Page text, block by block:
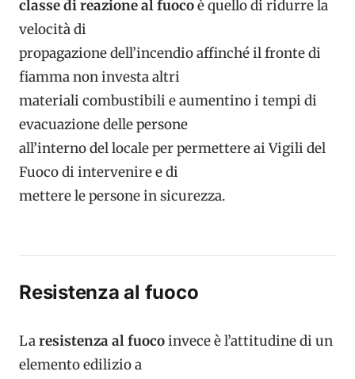
classe di reazione al fuocoè quello di ridurre la
velocità di
propagazione dell’incendio affinché il fronte di
fiamma non investa altri
materiali combustibili e aumentino i tempi di
evacuazione delle persone
all’interno del locale per permettere ai Vigili del
Fuoco di intervenire e di
mettere le persone in sicurezza.
Resistenza al fuoco
Laresistenza al fuocoinvece è l’attitudine di un
elemento edilizio a